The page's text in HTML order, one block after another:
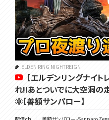
ELDEN RING NIGHTREIGN
【エルデンリングナイト
れ!!あとついでに大空洞の
🌞【善額サンパロー】